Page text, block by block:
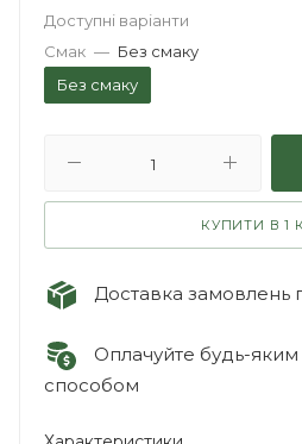
Доступні варіанти
Смак — Без смаку
Без смаку
КУПИТИ В 1
Доставка замовлень
Оплачуйте будь-
способом